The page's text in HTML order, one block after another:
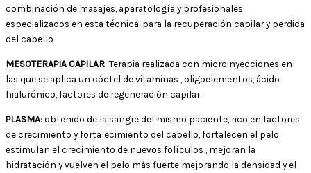
combinación de masajes, aparatología y profesionales
especializados en esta técnica, para la recuperación capilar y perdida
del cabello
MESOTERAPIA CAPILAR: Terapia realizada con microinyecciones en
las que se aplica un cóctel de vitaminas , oligoelementos, ácido
hialurónico, factores de regeneración capilar.
PLASMA: obtenido de la sangre del mismo paciente, rico en factores
de crecimiento y fortalecimiento del cabello, fortalecen el pelo,
estimulan el crecimiento de nuevos folículos , mejoran la
hidratación y vuelven el pelo más fuerte mejorando la densidad y el